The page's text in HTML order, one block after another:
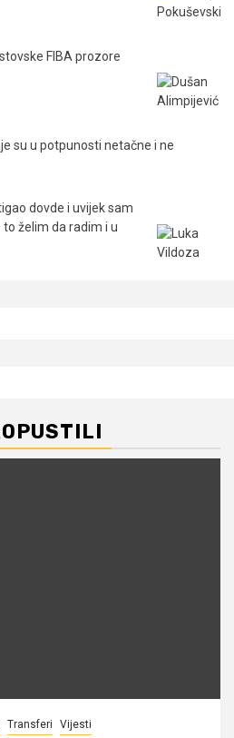
FIBA prozore
su u potpunosti netačne i ne
dovde i uvijek sam
želim da radim i u
Transferi Vijesti